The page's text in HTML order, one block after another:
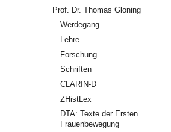
Prof. Dr. Thomas Gloning
Werdegang
Lehre
Forschung
Schriften
CLARIN-D
ZHistLex
DTA: Texte der Ersten
Frauenbewegung